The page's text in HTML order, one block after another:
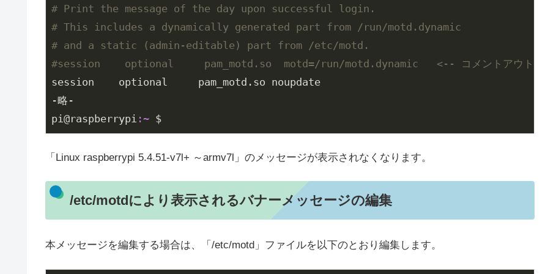
# Print the message of the day upon successful login.
# This includes a dynamically generated part from /run/motd.dynamic
# and a static (admin-editable) part from /etc/motd.
#session    optional     pam_motd.so  motd=/run/motd.dynamic   <-- コメントアウトす
session    optional     pam_motd.so noupdate
-略-
pi@raspberrypi :~ $
「Linux raspberrypi 5.4.51-v7l+ ～armv7l」のメッセージが表示されなくなります。
/etc/motdにより表示されるバナーメッセージの編集
本メッセージを編集する場合は、「/etc/motd」ファイルを以下のとおり編集します。